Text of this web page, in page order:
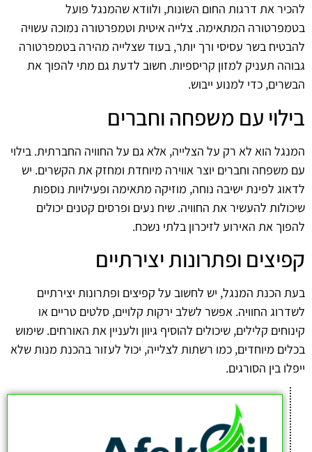
להכיר את דרגות החום השונות, ולוודא שהמנגל פועל
בטמפרטורה המתאימה. צלייה איטית וטמפרטורה נמוכה עשויה
להבטיח בשר עסיסי ורך יותר, בעוד שצלייה מהירה בטמפרטורה
גבוהה תעניק למזון קריספיות. חשוב לדעת גם מתי להפוך את
הבשרים, כדי למנוע ייבוש.
בילוי עם משפחה וחברים
המנגל הוא לא רק על הצלייה, אלא גם על החוויה החברתית. בילוי
עם משפחה וחברים יוצר אווירה מיוחדת ומחזק את הקשרים. יש
לדאוג לפינת ישיבה נוחה, מוזיקה מתאימה ופעילויות נוספות
שיכולות להעשיר את החוויה. שיח נעים ופרסים קטנים יכולים
להפוך את האירוע לזיכרון בלתי נשכח.
קפיצים ופתרונות יצירתיים
בעת הכנת המנגל, יש לחשוב על קפיצים ופתרונות יצירתיים
לשדרוג החוויה. אפשר לשלב ירקות קלויים, סלטים טריים או
קינוחים קלילים, שיכולים להוסיף גיוון ולעניין את האורחים. שימוש
בכלים מיוחדים, כמו רשתות לצלייה, יכול לעזור בהכנת מנות שלא
ייפלו בין הסורגים.